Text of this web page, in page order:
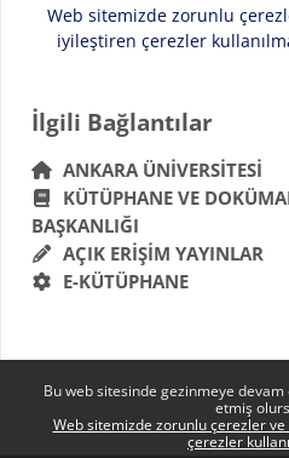
Bu web sitesinde gezinmeye devam
etmiş
Web sitemizde zorunlu çerezler ve
çerezler
Web sitemizde zorunlu
iyileştiren çerezler
Bloklar
İlgili Bağlantılar 'yı atla
İlgili Bağlantılar
ANKARA ÜNIVERSITESI
KÜTÜPHANE VE
BAŞKANLIĞI
AÇIK ERIŞIM YAYINLAR
E-KÜTÜPHANE